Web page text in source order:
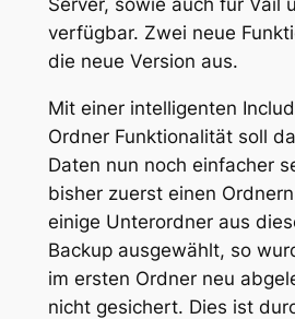
Server, sowie auch für Vail
verfügbar. Zwei neue
die neue Version aus.
Mit einer intelligenten
Ordner Funktionalität soll
Daten nun noch einfacher
bisher zuerst einen
einige Unterordner aus
Backup ausgewählt, so
im ersten Ordner neu
nicht gesichert. Dies ist